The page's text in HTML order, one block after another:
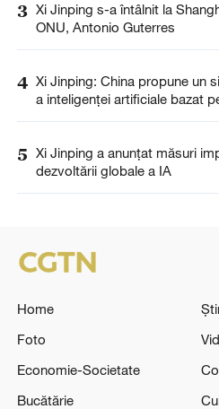
3 Xi Jinping s-a întâlnit la
ONU, Antonio Guterres
4 Xi Jinping: China propune un
a inteligenței artificiale bazat
5 Xi Jinping a anunţat măsuri
dezvoltării globale a IA
Home
Foto
Economie-Societate
Bucătărie